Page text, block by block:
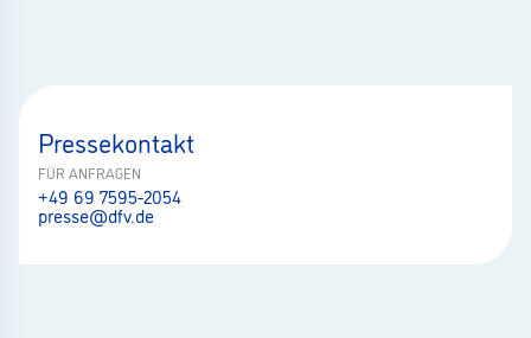
Pressekontakt
FÜR ANFRAGEN
+49 69 7595-2054
presse@dfv.de